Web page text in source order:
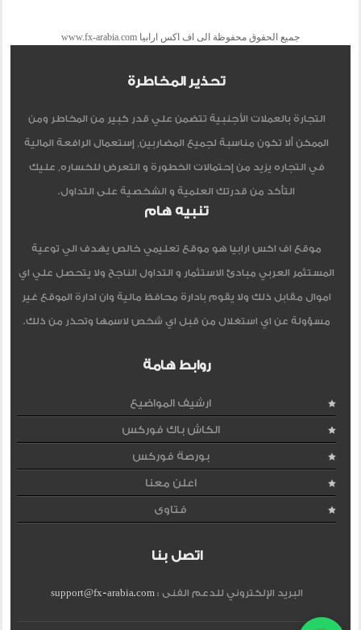
جميع الحقوق محفوظة الى اف اكس ارابيا www.fx-arabia.com
تحذير المخاطرة
التجارة بالعملات الأجنبية تتضمن علي قدر كبير من المخاطر ومن
الممكن ألا تكون مناسبة لجميع المضاربين, إستعمال الرافعة المالية
في التجاره يزيد من إحتمالات الخطورة و التعرض للخساره, عليك
التأكد من قدرتك العلمية و الشخصية على التداول.
تنبيه هام
موقع اف اكس ارابيا هو موقع تعليمي خالص يهدف الي توعية
المستثمر العربي مبادئ الاستثمار و التداول الناجح ولا يتحصل علي اي
اموال مقابل ذلك ولا يقوم بادارة محافظ مالية وان ادارة الموقع غير
مسؤولة عن اي استغلال من قبل اي شخص لاسمها وتحذر من ذلك.
روابط هامة
ارشيف المواضيع
الكاش باك فوركس
بورصة فوركس
اعلن معنا
فتاوى
اتصل بنا
البريد الإلكتروني للدعم الفنى :support@fx-arabia.com